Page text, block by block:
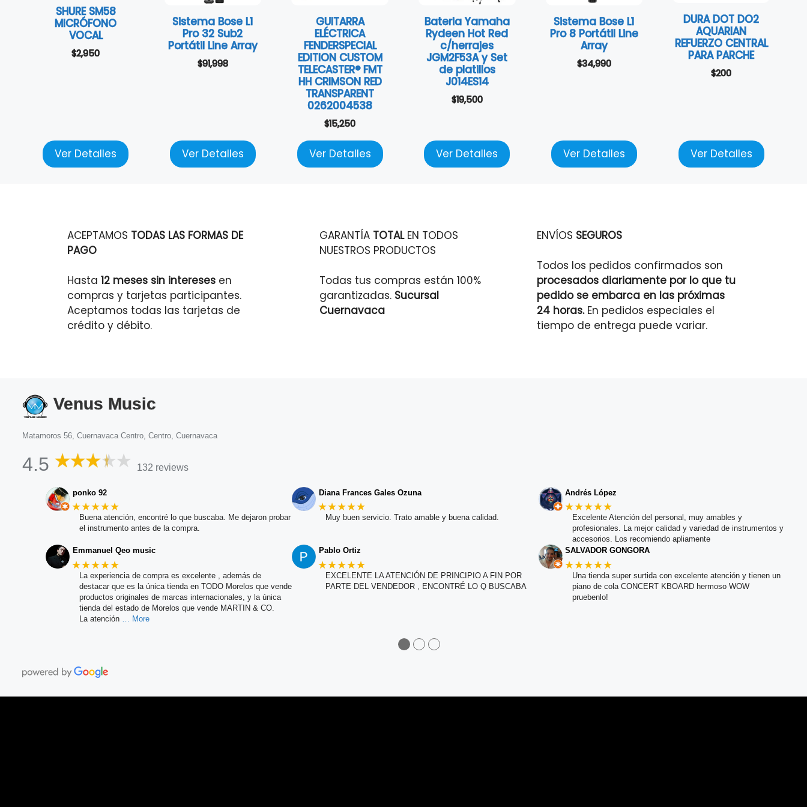
SHURE SM58
MICRÓFONO
VOCAL
$2,950
Ver Detalles
Sistema Bose L1
Pro 32 Sub2
Portátil Line Array
$91,998
Ver Detalles
GUITARRA
ELÉCTRICA
FENDERSPECIAL
EDITION CUSTOM
TELECASTER® FMT
HH CRIMSON RED
TRANSPARENT
0262004538
$15,250
Ver Detalles
Bateria Yamaha
Rydeen Hot Red
c/herrajes
JGM2F53A y Set
de platillos
J014ES14
$19,500
Ver Detalles
Sistema Bose L1
Pro 8 Portátil Line
Array
$34,990
Ver Detalles
DURA DOT DO2
AQUARIAN
REFUERZO CENTRAL
PARA PARCHE
$200
Ver Detalles
ACEPTAMOS TODAS LAS FORMAS DE
PAGO
Hasta 12 meses sin intereses en
compras y tarjetas participantes.
Aceptamos todas las tarjetas de
crédito y débito.
GARANTÍA TOTALEN TODOS
NUESTROS PRODUCTOS
Todas tus compras están 100%
garantizadas. Sucursal
Cuernavaca
ENVÍOS SEGUROS
Todos los pedidos confirmados son
procesados diariamente por lo que tu
pedido se embarca en las próximas
24 horas.En pedidos especiales el
tiempo de entrega puede variar.
Venus Music
Matamoros 56, Cuernavaca Centro, Centro, Cuernavaca
4.5 132 reviews
ponko 92
★★★★★
Buena atención, encontré lo que buscaba. Me dejaron probar
el instrumento antes de la compra.
Diana Frances Gales Ozuna
★★★★★
Muy buen servicio. Trato amable y buena calidad.
Andrés López
★★★★★
Excelente Atención del personal, muy amables y
profesionales. La mejor calidad y variedad de instrumentos y
accesorios. Los recomiendo apliamente
Emmanuel Qeo music
★★★★★
La experiencia de compra es excelente , además de
destacar que es la única tienda en TODO Morelos que vende
productos originales de marcas internacionales, y la única
tienda del estado de Morelos que vende MARTIN & CO.
La atención
… More
Pablo Ortiz
★★★★★
EXCELENTE LA ATENCIÓN DE PRINCIPIO A FIN POR
PARTE DEL VENDEDOR , ENCONTRÉ LO Q BUSCABA
SALVADOR GONGORA
★★★★★
Una tienda super surtida con excelente atención y tienen un
piano de cola CONCERT KBOARD hermoso WOW
pruebenlo!
●●●